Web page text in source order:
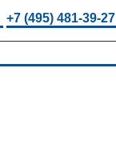
+7 (495) 481-39-27